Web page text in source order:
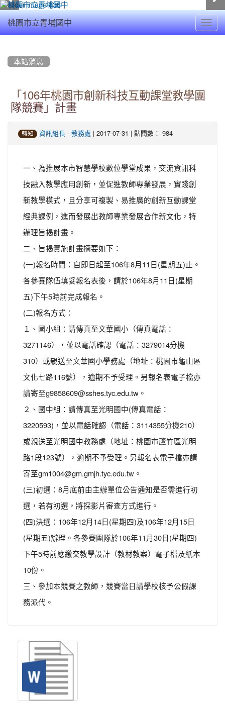
桃園市立青埔國中
本站消息
「106年桃園市創新科技互動課堂教學團
隊競賽」計畫
轉知 資訊組長 - 教務處 | 2017-07-31 | 點閱數： 984
一、為推展本市智慧學校數位學堂成果，交流資訊科
技融入教學應用創新，並促進教師專業發展，實踐創
新教學模式，且分享可複製、易推廣的創新互動課堂
經典課例，進而發展出教師專業發展合作新文化，特
辦理旨揭計畫。
二、旨揭實施計畫摘要如下：
(一)報名時間：自即日起至106年8月11日(星期五)止。
各參賽隊伍填妥報名表後，請於106年8月11日(星期
五)下午5時前完成報名。
(二)報名方式：
１、國小組：請傳真至文華國小（傳真電話：
3271146），並以電話確認（電話：3279014分機
310）或親送至文華國小學務處（地址：桃園市龜山區
文化七路116號），逾期不予受理。另報名表電子檔亦
請寄至g9858609@sshes.tyc.edu.tw。
２、國中組：請傳真至光明國中(傳真電話：
3220593)，並以電話確認（電話：3114355分機210）
或親送至光明國中教務處（地址：桃園市蘆竹區光明
路1段123號），逾期不予受理。另報名表電子檔亦請
寄至gm1004@gm.gmjh.tyc.edu.tw。
(三)初選：8月底前由主辦單位公告通知是否需進行初
選，若有初選，將採影片審查方式進行。
(四)決選：106年12月14日(星期四)及106年12月15日
(星期五)辦理。各參賽團隊於106年11月30日(星期四)
下午5時前應繳交教學設計（教材教案）電子檔及紙本
10份。
三、參加本競賽之教師，競賽當日請學校核予公假課
務派代。